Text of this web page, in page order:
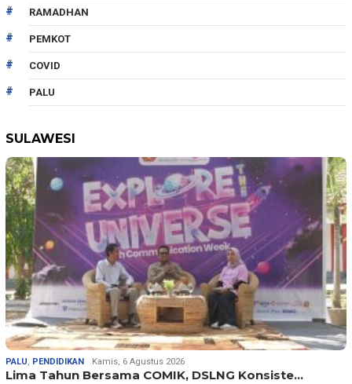
RAMADHAN
PEMKOT
COVID
PALU
SULAWESI
PALU, PENDIDIKAN Kamis, 6 Agustus 2026
Lima Tahun Bersama COMIK, DSLNG Konsiste…